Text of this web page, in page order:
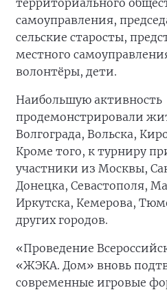
территориального
самоуправления,
сельские старосты,
местного
волонтёры, дети.
Наибольшую активность
продемонстрировали
Волгограда, Вольска,
Кроме того, к турниру
участники из Москвы,
Донецка, Севастополя,
Иркутска, Кемерова,
других городов.
«Проведение
«ЖЭКА. Дом» вновь
современные игровые